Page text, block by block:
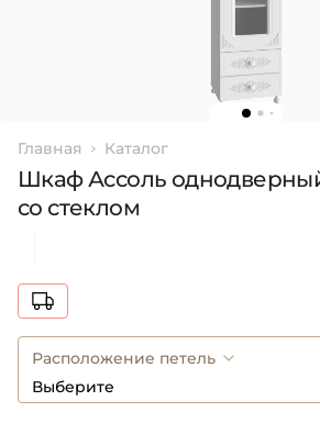
Главная Каталог
Шкаф Ассоль
со стеклом
Расположение петель
Выберите